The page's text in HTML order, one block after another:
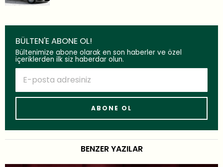
BÜLTEN'E ABONE OL!
Bültenimize abone olarak en son haberler ve özel
içeriklerden ilk siz haberdar olun.
BENZER YAZILAR